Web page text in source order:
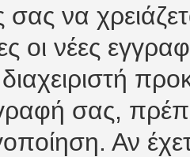
σας να
οι νέες
σας,
Αν